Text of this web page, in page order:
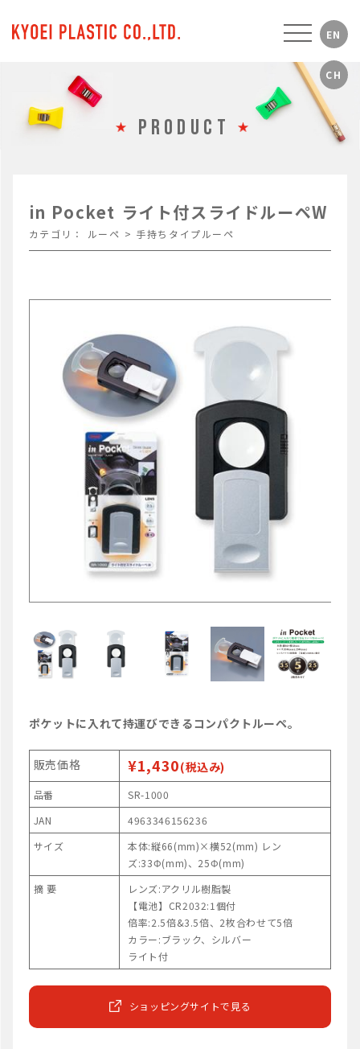
PRODUCT
in Pocket ライト付スライドルーペW
カテゴリ： ルーペ > 手持ちタイプルーペ
ポケットに入れて持運びできるコンパクトルーペ。
販売価格 ¥1,430(税込み)
品番
SR-1000
JAN
4963346156236
サイズ
本体:縦66(mm)×横52(mm) レン
ズ:33Φ(mm)、25Φ(mm)
摘 要
レンズ:アクリル樹脂製
【電池】CR2032:1個付
倍率:2.5倍&3.5倍、2枚合わせて5倍
カラー:ブラック、シルバー
ライト付
ショッピングサイトで見る